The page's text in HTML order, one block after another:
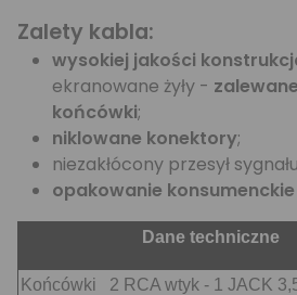
Zalety kabla:
wysokiej jakości
ekranowane żyły -
końcówki;
niklowane konektory;
niezakłócony przesył
opakowanie konsumenckie
Dane techniczne
Końcówki 2 RCA wtyk - 1 JACK